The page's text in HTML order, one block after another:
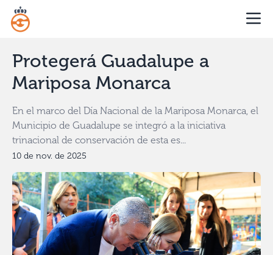
Protegerá Guadalupe a
Mariposa Monarca
En el marco del Día Nacional de la Mariposa Monarca, el
Municipio de Guadalupe se integró a la iniciativa
trinacional de conservación de esta es...
10 de nov. de 2025